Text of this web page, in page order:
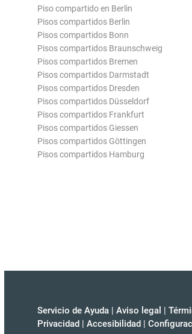
Piso compartido en Berlin
Pisos compartidos Berlin
Pisos compartidos Bonn
Pisos compartidos Braunschweig
Pisos compartidos Bremen
Pisos compartidos Darmstadt
Pisos compartidos Dresden
Pisos compartidos Düsseldorf
Pisos compartidos Frankfurt
Pisos compartidos Giessen
Pisos compartidos Göttingen
Pisos compartidos Hamburg
Servicio de Ayuda | Aviso legal |
Privacidad | Accesibilidad |